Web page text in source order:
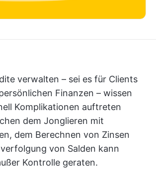
verwalten – sei es für Clients
Finanzen – wissen
Komplikationen auftreten
dem Jonglieren mit
dem Berechnen von Zinsen
von Salden kann
Kontrolle geraten.